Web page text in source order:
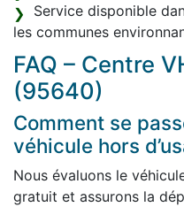
Service disponible
les communes
FAQ – Centre
(95640)
Comment se
véhicule hors
Nous évaluons le
gratuit et assurons la